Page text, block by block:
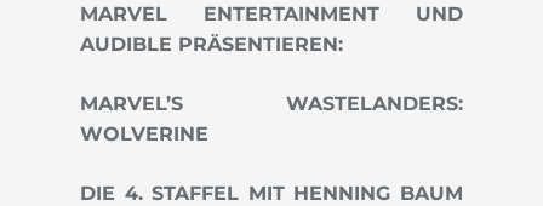
MARVEL ENTERTAINMENT UND
AUDIBLE PRÄSENTIEREN:
MARVEL’S WASTELANDERS:
WOLVERINE
DIE 4. STAFFEL MIT HENNING BAUM